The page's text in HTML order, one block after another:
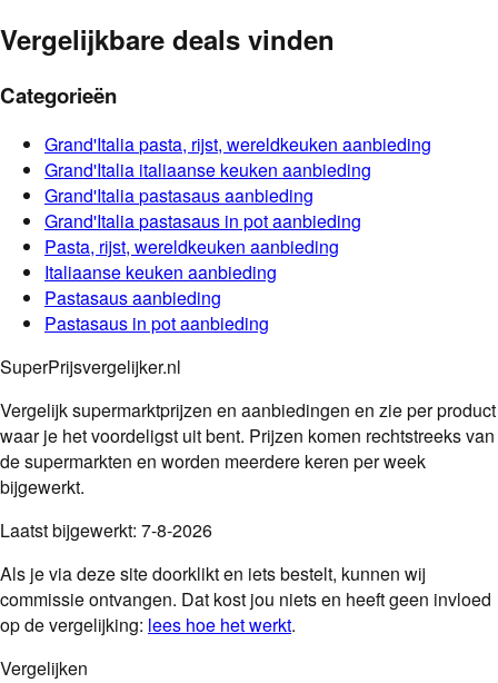
Vergelijkbare deals vinden
Categorieën
Grand'Italiapasta, rijst, wereldkeuken aanbieding
Grand'Italia italiaanse keuken aanbieding
Grand'Italiapastasausaanbieding
Grand'Italiapastasaus in potaanbieding
Pasta, rijst, wereldkeuken aanbieding
Italiaanse keuken aanbieding
Pastasausaanbieding
Pastasaus in potaanbieding
SuperPrijsvergelijker.nl
Vergelijk supermarktprijzen en aanbiedingen en zie per product
waar je het voordeligst uit bent. Prijzen komen rechtstreeks van
de supermarkten en worden meerdere keren per week
bijgewerkt.
Laatst bijgewerkt: 7-8-2026
Als je via deze site doorklikt en iets bestelt, kunnen wij
commissie ontvangen. Dat kost jou niets en heeft geen invloed
op de vergelijking: lees hoe het werkt.
Vergelijken